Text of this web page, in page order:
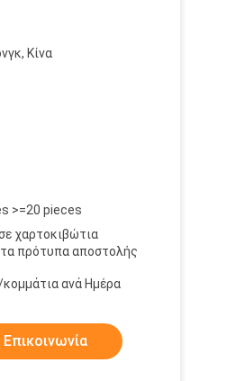
Κίνα
>=20 pieces
χαρτοκιβώτια
πρότυπα αποστολής
ανά Ημέρα
Επικοινωνία